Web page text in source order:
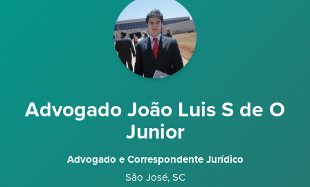
Advogado João Luis S de O
Junior
Advogado e Correspondente Jurídico
São José, SC